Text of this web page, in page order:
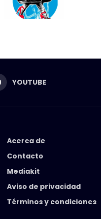
YOUTUBE
Acerca de
Contacto
Mediakit
Aviso de privacidad
Términos y condiciones